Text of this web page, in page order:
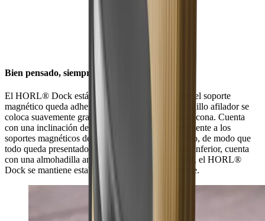
Bien pensado, siempre a mano
El HORL® Dock está diseñado de tal manera que el soporte
magnético queda adherido magnéticamente y el rodillo afilador se
coloca suavemente gracias a una almohadilla de silicona. Cuenta
con una inclinación de 20° que se adapta perfectamente a los
soportes magnéticos del HORL®2 y HORL®2 Pro, de modo que
todo queda presentado elegantemente. En su parte inferior, cuenta
con una almohadilla antideslizante gracias a la cual, el HORL®
Dock se mantiene estable sobre cualquier superficie.